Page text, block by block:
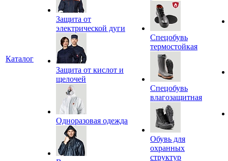
Каталог
Защита от
электрической дуги
Защита от кислот и
щелочей
Одноразовая одежда
Спецобувь
термостойкая
Спецобувь
влагозащитная
Обувь для
охранных
структур